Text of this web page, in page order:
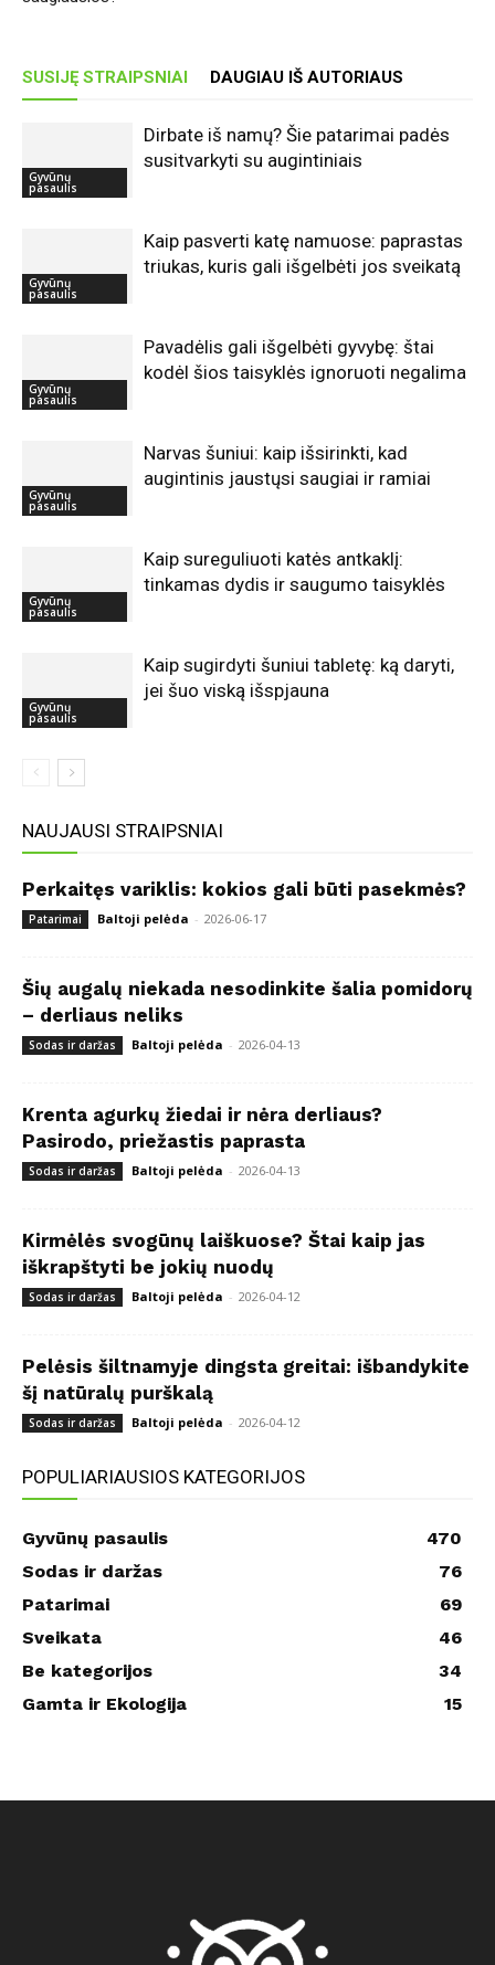
SUSIJĘ STRAIPSNIAI DAUGIAU IŠ AUTORIAUS
Gyvūnų
pasaulis
Dirbate iš namų? Šie patarimai padės
susitvarkyti su augintiniais
Gyvūnų
pasaulis
Kaip pasverti katę namuose: paprastas
triukas, kuris gali išgelbėti jos sveikatą
Gyvūnų
pasaulis
Pavadėlis gali išgelbėti gyvybę: štai
kodėl šios taisyklės ignoruoti negalima
Gyvūnų
pasaulis
Narvas šuniui: kaip išsirinkti, kad
augintinis jaustųsi saugiai ir ramiai
Gyvūnų
pasaulis
Kaip sureguliuoti katės antkaklį:
tinkamas dydis ir saugumo taisyklės
Gyvūnų
pasaulis
Kaip sugirdyti šuniui tabletę: ką daryti,
jei šuo viską išspjauna
NAUJAUSI STRAIPSNIAI
Perkaitęs variklis: kokios gali būti pasekmės?
Patarimai Baltoji pelėda - 2026-06-17
Šių augalų niekada nesodinkite šalia pomidorų
– derliaus neliks
Sodas ir daržas Baltoji pelėda - 2026-04-13
Krenta agurkų žiedai ir nėra derliaus?
Pasirodo, priežastis paprasta
Sodas ir daržas Baltoji pelėda - 2026-04-13
Kirmėlės svogūnų laiškuose? Štai kaip jas
iškrapštyti be jokių nuodų
Sodas ir daržas Baltoji pelėda - 2026-04-12
Pelėsis šiltnamyje dingsta greitai: išbandykite
šį natūralų purškalą
Sodas ir daržas Baltoji pelėda - 2026-04-12
POPULIARIAUSIOS KATEGORIJOS
Gyvūnų pasaulis
470
Sodas ir daržas
76
Patarimai
69
Sveikata
46
Be kategorijos
34
Gamta ir Ekologija
15